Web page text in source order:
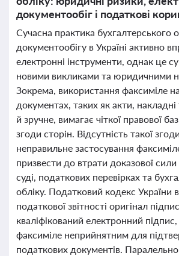
документообіг і податкові
Сучасна практика бухгалтерського
документообігу в Україні активно
електронні інструменти, однак це
новими викликами та юридичними
Зокрема, використання факсиміле
документах, таких як акти, накладні
й зручне, вимагає чіткої правової
згоди сторін. Відсутність такої
неправильне застосування
призвести до втрати доказової
суді, податкових перевірках та
обліку. Податковий кодекс України
податкової звітності оригінал
кваліфікований електронний
факсиміле неприйнятним для
податкових документів.